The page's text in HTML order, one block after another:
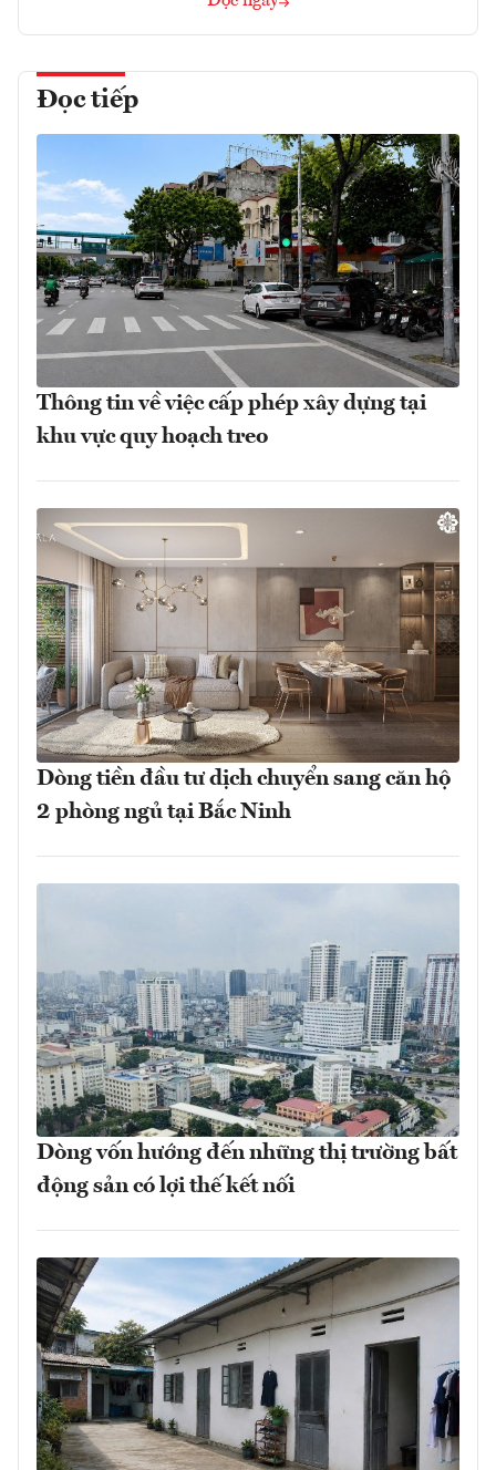
Đọc tiếp
Thông tin về việc cấp phép xây dựng tại
khu vực quy hoạch treo
Dòng tiền đầu tư dịch chuyển sang căn hộ
2 phòng ngủ tại Bắc Ninh
Dòng vốn hướng đến những thị trường bất
động sản có lợi thế kết nối